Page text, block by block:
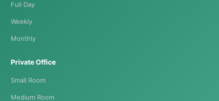
Full Day
Weekly
Monthly
Private Office
Small Room
Medium Room